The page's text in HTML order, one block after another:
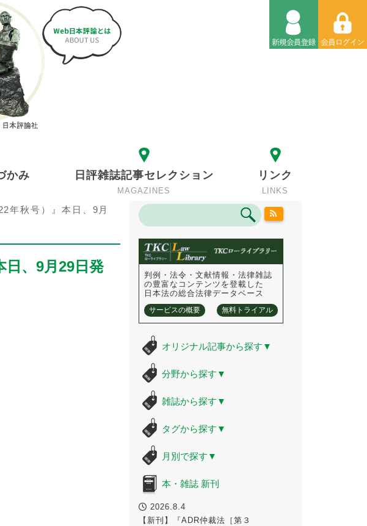
かみ 日評雑誌記事セレクション
MAGAZINES
リンク
LINKS
年秋号）』本日、9月
日、9月29日発
判例・法令・文献情報・法律雑誌
の豊富なコンテンツを登載した
日本法の総合法律データベース
サービスの概要 無料トライアル
オリジナル記事から探す ▼
分野から探す ▼
雑誌から探す ▼
タグから探す ▼
月別で探す ▼
本・雑誌 新刊
2026.8.4
【新刊】『ADR仲裁法［第３